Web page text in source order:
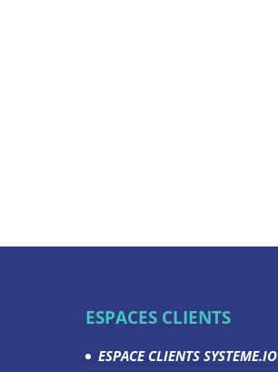
ESPACES CLIENTS
ESPACE CLIENTS SYSTEME.IO